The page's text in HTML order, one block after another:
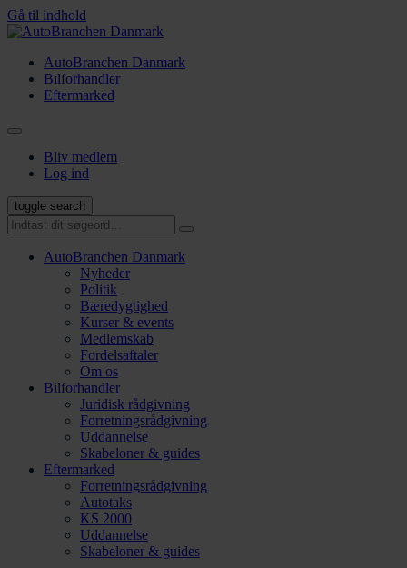
Gå til indhold
AutoBranchen Danmark
Bilforhandler
Eftermarked
Bliv medlem
Log ind
toggle search
AutoBranchen Danmark
Nyheder
Politik
Bæredygtighed
Kurser & events
Medlemskab
Fordelsaftaler
Om os
Bilforhandler
Juridisk rådgivning
Forretningsrådgivning
Uddannelse
Skabeloner & guides
Eftermarked
Forretningsrådgivning
Autotaks
KS 2000
Uddannelse
Skabeloner & guides